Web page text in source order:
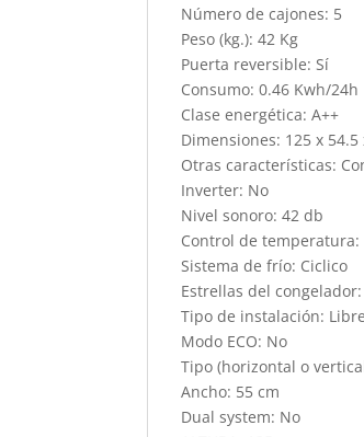
Número de cajones: 5
Peso (kg.): 42 Kg
Puerta reversible: Sí
Consumo: 0.46 Kwh/24h
Clase energética: A++
Dimensiones: 125 x 54.5
Otras características:
Inverter: No
Nivel sonoro: 42 db
Control de
Sistema de frío: Ciclico
Estrellas del
Tipo de instalación: Libre
Modo ECO: No
Tipo (horizontal o
Ancho: 55 cm
Dual system: No